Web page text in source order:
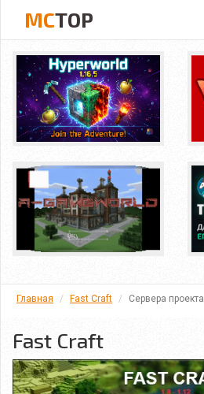
MCTOP
Главная Fast Craft Сервера проекта
Fast Craft